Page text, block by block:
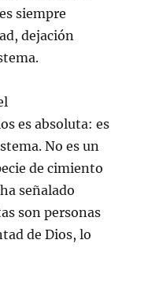
siempre
dejación
es absoluta: es
No es un
de cimiento
señalado
son personas
de Dios, lo